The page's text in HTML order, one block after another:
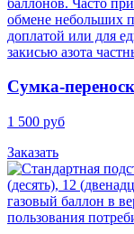
Cумка-
1 500 руб
Заказать